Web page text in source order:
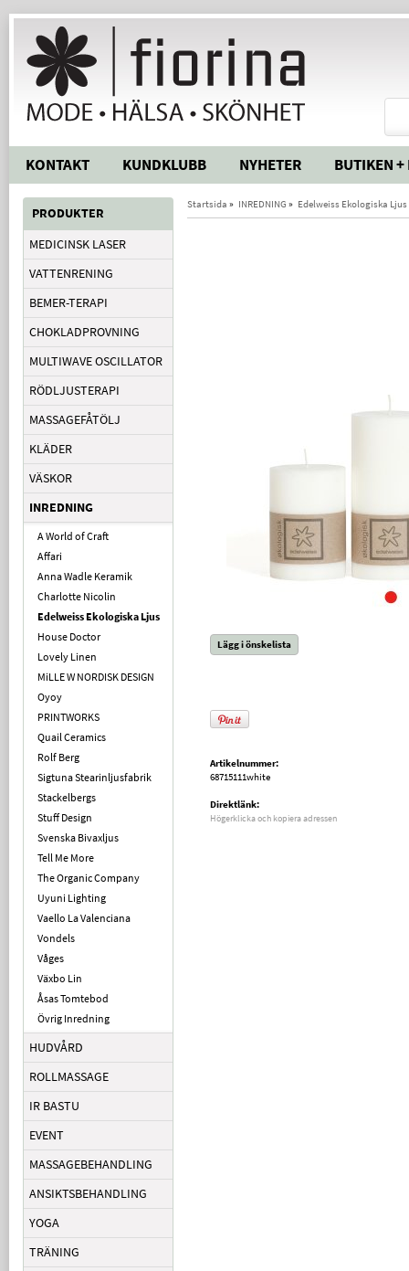
KONTAKT KUNDKLUBB NYHETER BUTIKEN +
PRODUKTER
MEDICINSK LASER
VATTENRENING
BEMER-TERAPI
CHOKLADPROVNING
MULTIWAVE OSCILLATOR
RÖDLJUSTERAPI
MASSAGEFÅTÖLJ
KLÄDER
VÄSKOR
INREDNING
A World of Craft
Affari
Anna Wadle Keramik
Charlotte Nicolin
Edelweiss Ekologiska Ljus
House Doctor
Lovely Linen
MiLLE W NORDISK DESIGN
Oyoy
PRINTWORKS
Quail Ceramics
Rolf Berg
Sigtuna Stearinljusfabrik
Stackelbergs
Stuff Design
Svenska Bivaxljus
Tell Me More
The Organic Company
Uyuni Lighting
Vaello La Valenciana
Vondels
Våges
Växbo Lin
Åsas Tomtebod
Övrig Inredning
HUDVÅRD
ROLLMASSAGE
IR BASTU
EVENT
MASSAGEBEHANDLING
ANSIKTSBEHANDLING
YOGA
TRÄNING
Startsida » INREDNING » Edelweiss Ekologiska Ljus
Lägg i önskelista
Artikelnummer:
68715111white
Direktlänk:
Högerklicka och kopiera adressen